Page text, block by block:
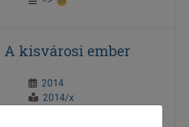
A kisvárosi ember
2014
2014/x